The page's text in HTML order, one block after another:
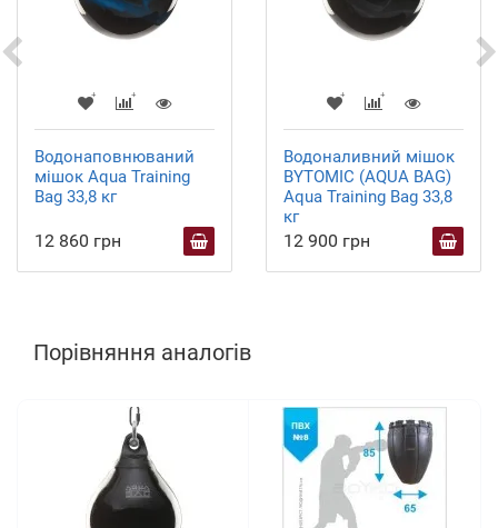
Водонаповнюваний
мішок Aqua Training
Bag 33,8 кг
12 860 грн
Водоналивний мішок
BYTOMIC (AQUA BAG)
Aqua Training Bag 33,8
кг
12 900 грн
Порівняння аналогів